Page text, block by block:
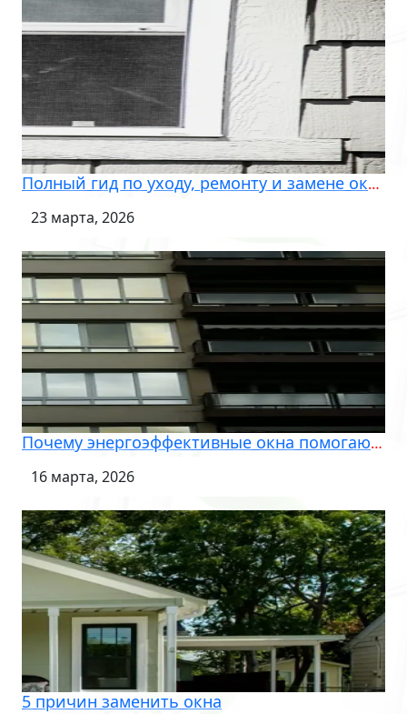
Полный гид по уходу, ремонту и замене оконных конструкций в доме
23 марта, 2026
Почему энергоэффективные окна помогают пережить суровую весеннюю погоду
16 марта, 2026
5 причин заменить окна